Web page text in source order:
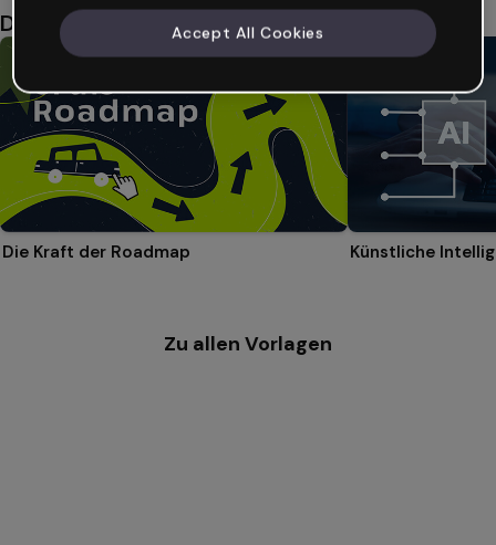
Das könnte dir auch gefallen
Die Kraft der Roadmap
Zu allen Vorlagen
Accept All Cookies